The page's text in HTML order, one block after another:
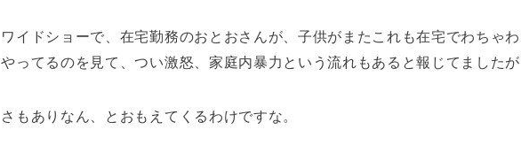
ワイドショーで、在宅勤務のおとおさんが、子供がまたこれも在宅でわちゃ
やってるのを見て、つい激怒、家庭内暴力という流れもあると報じてましたが
さもありなん、とおもえてくるわけですな。